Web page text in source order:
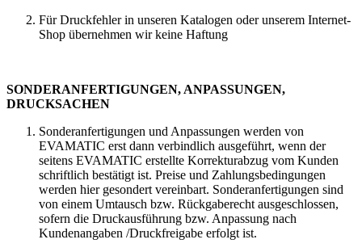
Für Druckfehler in unseren Katalogen oder unserem Internet-
Shop übernehmen wir keine Haftung
SONDERANFERTIGUNGEN, ANPASSUNGEN,
DRUCKSACHEN
Sonderanfertigungen und Anpassungen werden von
EVAMATIC erst dann verbindlich ausgeführt, wenn der
seitens EVAMATIC erstellte Korrekturabzug vom Kunden
schriftlich bestätigt ist. Preise und Zahlungsbedingungen
werden hier gesondert vereinbart. Sonderanfertigungen sind
von einem Umtausch bzw. Rückgaberecht ausgeschlossen,
sofern die Druckausführung bzw. Anpassung nach
Kundenangaben /Druckfreigabe erfolgt ist.